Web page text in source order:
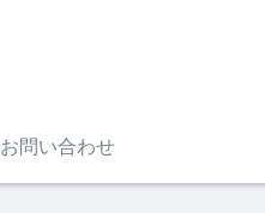
お問い合わせ